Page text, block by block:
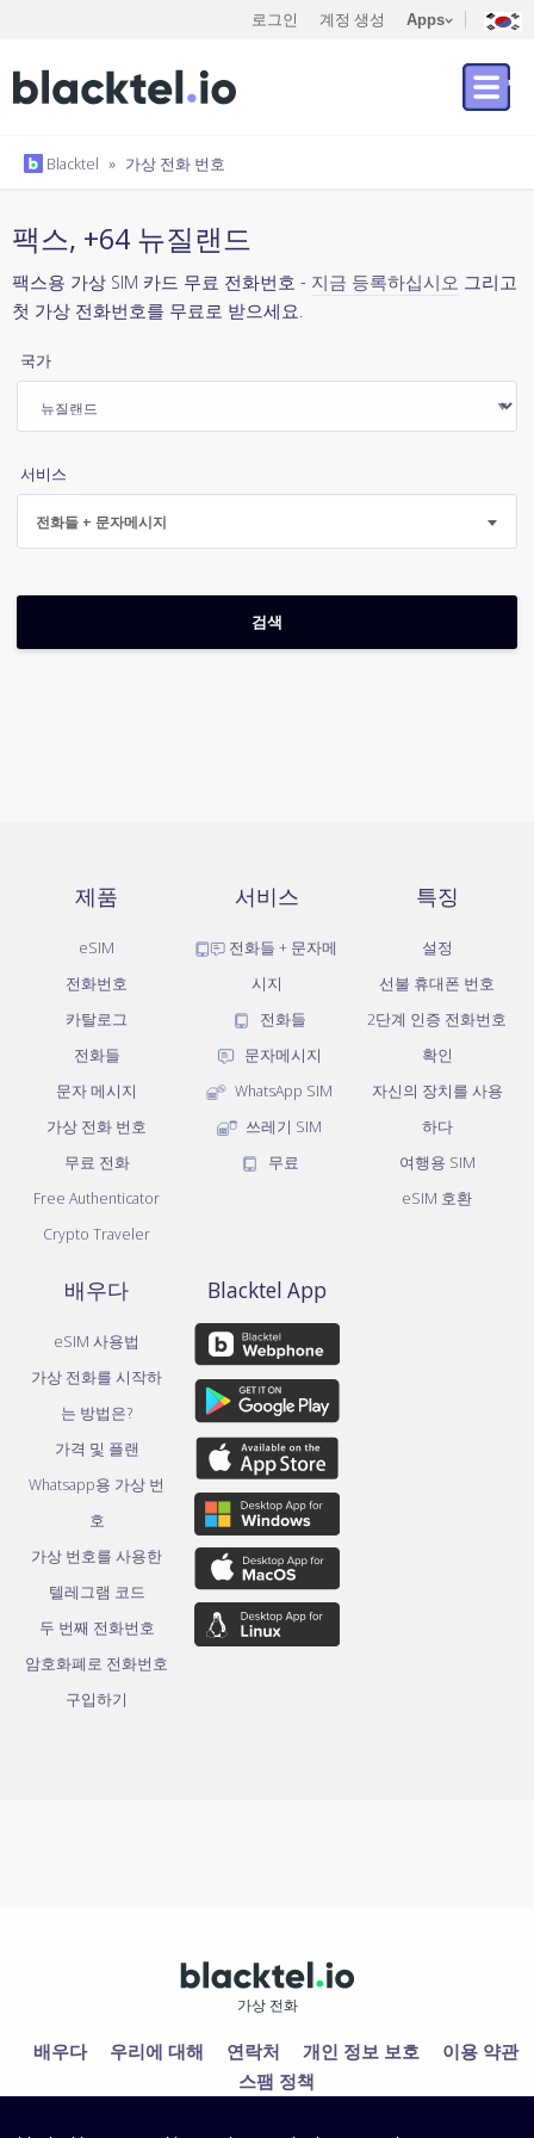
로그인 계정 생성 Apps
Blacktel » 가상 전화 번호
팩스, +64 뉴질랜드
팩스용 가상 SIM 카드 무료 전화번호 - 지금 등록하십시오 그리고
첫 가상 전화번호를 무료로 받으세요.
국가
서비스
전화들 + 문자메시지
제품
eSIM
전화번호
카탈로그
전화들
문자 메시지
가상 전화 번호
무료 전화
Free Authenticator
Crypto Traveler
서비스
전화들 + 문자메
시지
전화들
문자메시지
WhatsApp SIM
쓰레기 SIM
무료
특징
설정
선불 휴대폰 번호
2단계 인증 전화번호
확인
자신의 장치를 사용
하다
여행용 SIM
eSIM 호환
배우다
eSIM 사용법
가상 전화를 시작하
는 방법은?
가격 및 플랜
Whatsapp용 가상 번
호
가상 번호를 사용한
텔레그램 코드
두 번째 전화번호
암호화폐로 전화번호
구입하기
Blacktel App
가상 전화
배우다 우리에 대해 연락처 개인 정보 보호
이용 약관
스팸 정책